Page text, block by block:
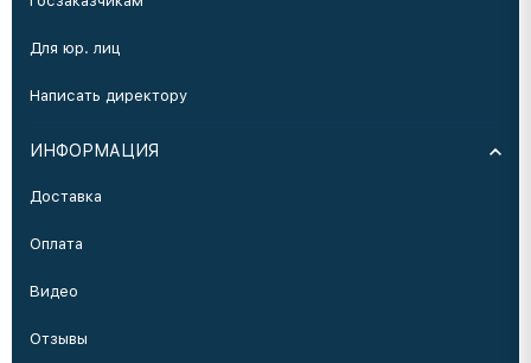
Для юр. лиц
Написать директору
ИНФОРМАЦИЯ
Доставка
Оплата
Видео
Отзывы